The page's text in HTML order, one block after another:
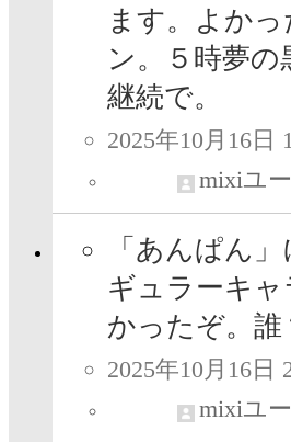
ます。よか
ン。５時夢の
継続で。
2025年10月16日
mixiユ
「あんぱん
ギュラーキ
かったぞ。誰
2025年10月16日
mixiユ